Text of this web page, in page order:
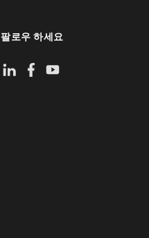
팔로우 하세요